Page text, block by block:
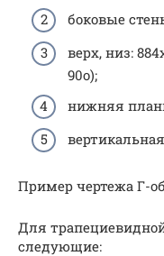
боковые
верх, низ:
90о);
нижняя
Пример чертежа Г-
Для
следующие: